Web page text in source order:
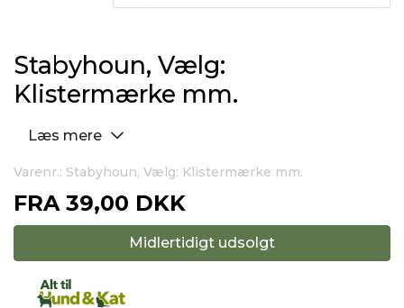
Stabyhoun, Vælg:
Klistermærke mm.
Læs mere
Varenr.: Stabyhoun, Vælg: Klistermærke mm.
FRA 39,00 DKK
Midlertidigt udsolgt